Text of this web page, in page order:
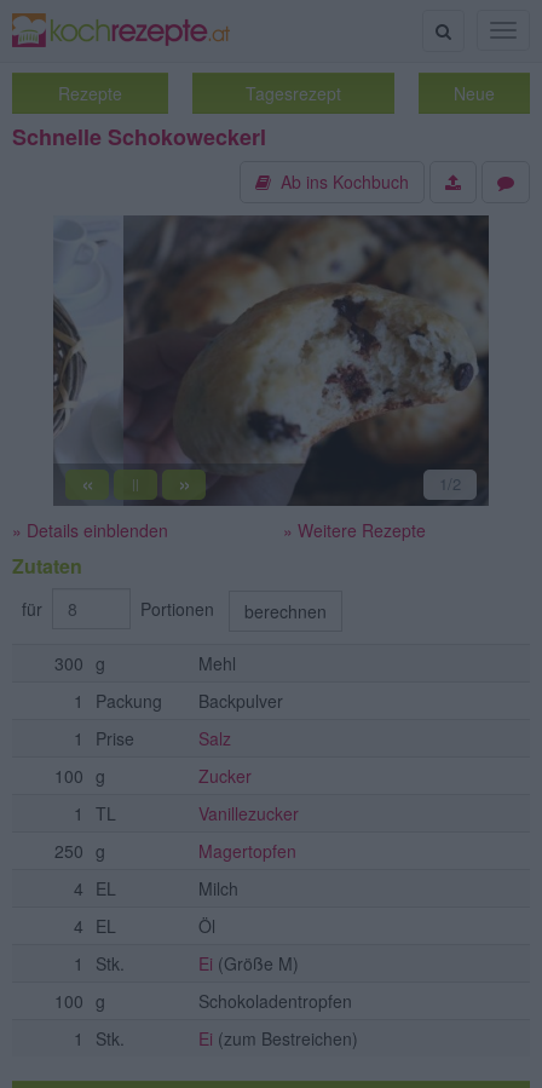
Suche
Rezepte Tagesrezept Neue
Schnelle Schokoweckerl
Ab ins Kochbuch
« || » 2 /2
» Details einblenden » Weitere Rezepte
Zutaten
für Portionen berechnen
300 g
Mehl
1
Packung
Backpulver
1
Prise
Salz
100 g
Zucker
1
TL
Vanillezucker
250 g
Magertopfen
4 EL
Milch
4 EL
Öl
1
Stk. Ei (Größe M)
100 g
Schokoladentropfen
1
Stk. Ei (zum Bestreichen)